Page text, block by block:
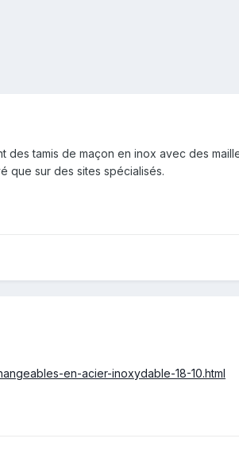
tamis de maçon en inox avec des
que sur des sites spécialisés.
en-acier-inoxydable-18-10.html